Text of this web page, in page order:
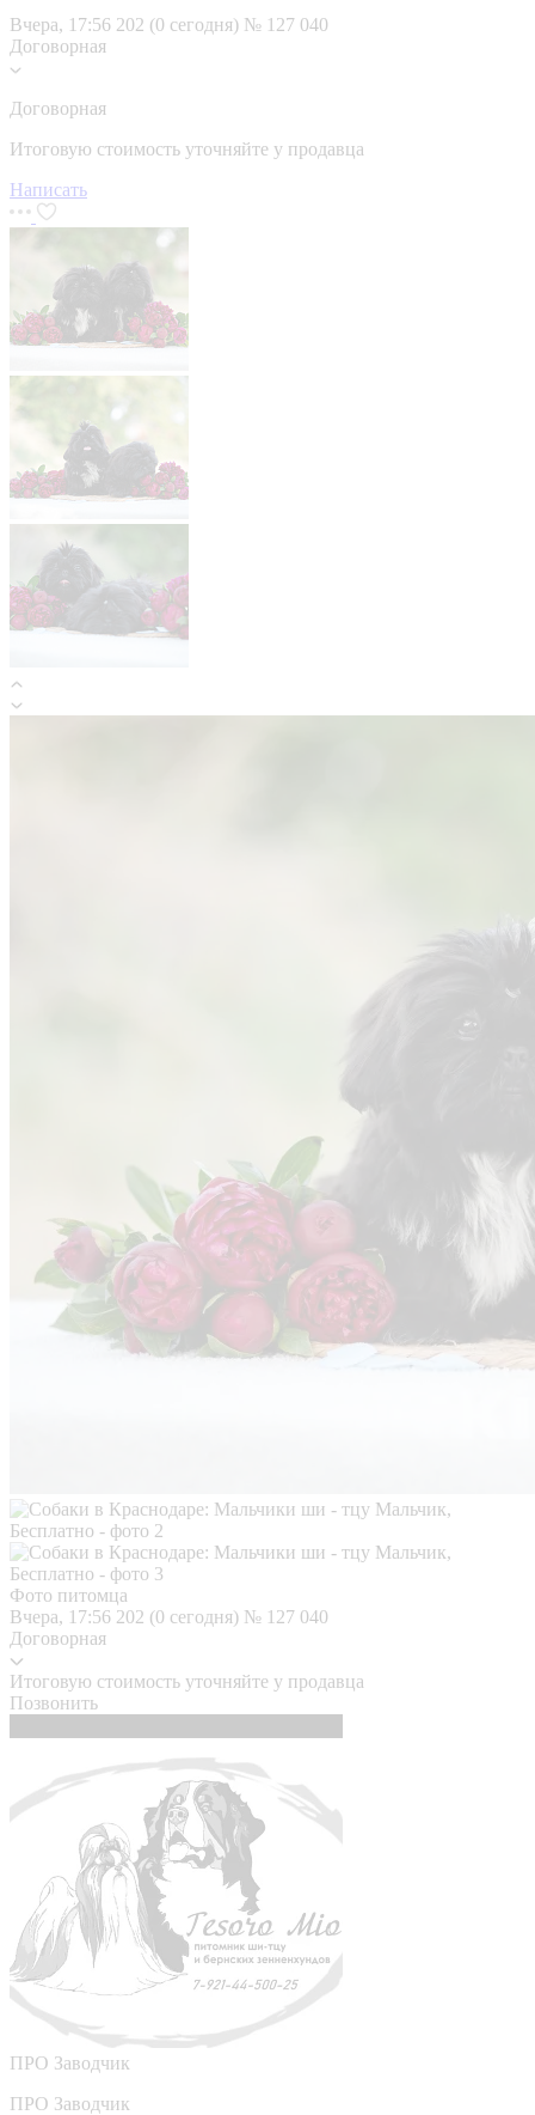
Вчера, 17:56 202 (0 сегодня) № 127 040
Договорная
Договорная
Итоговую стоимость уточняйте у продавца
Написать
Фото питомца
Вчера, 17:56 202 (0 сегодня) № 127 040
Договорная
Итоговую стоимость уточняйте у продавца
Позвонить
ПРО Заводчик
ПРО Заводчик